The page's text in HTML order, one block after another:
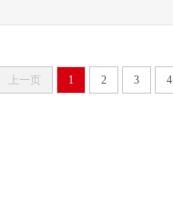
上一页 1 2 3 4